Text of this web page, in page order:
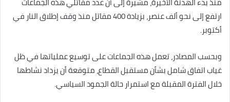
ارتفع إلى نحو ألف عنصر، بزيادة 400 مقاتل منذ وقف إطلاق النار في
أكتوبر.
وبحسب المصادر، تعمل هذه الجماعات على توسيع عملياتها في ظل
غياب اتفاق شامل بشأن مستقبل القطاع، متوقعة أن يزداد نشاطها
خلال الفترة المقبلة مع استمرار حالة الجمود السياسي.